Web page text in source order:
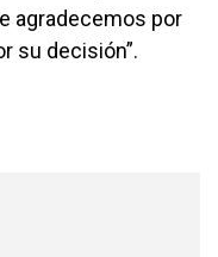
agradecemos por
su decisión”.